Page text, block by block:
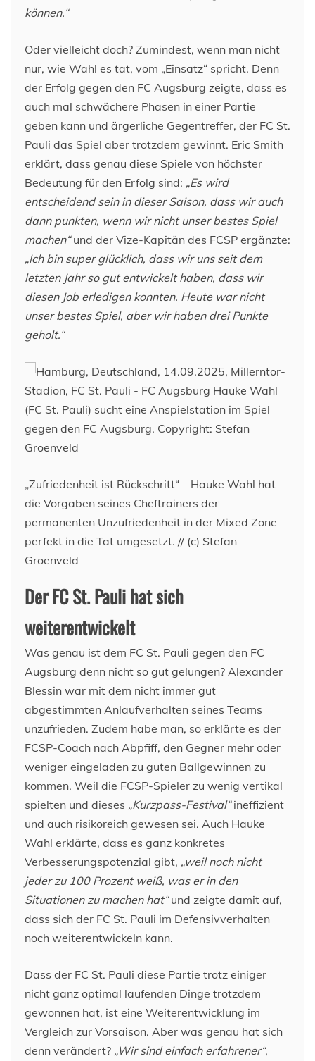
können.“
Oder vielleicht doch? Zumindest, wenn man nicht
nur, wie Wahl es tat, vom „Einsatz“ spricht. Denn
der Erfolg gegen den FC Augsburg zeigte, dass es
auch mal schwächere Phasen in einer Partie
geben kann und ärgerliche Gegentreffer, der FC St.
Pauli das Spiel aber trotzdem gewinnt. Eric Smith
erklärt, dass genau diese Spiele von höchster
Bedeutung für den Erfolg sind: „Es wird
entscheidend sein in dieser Saison, dass wir auch
dann punkten, wenn wir nicht unser bestes Spiel
machen“und der Vize-Kapitän des FCSP ergänzte:
„Ich bin super glücklich, dass wir uns seit dem
letzten Jahr so gut entwickelt haben, dass wir
diesen Job erledigen konnten. Heute war nicht
unser bestes Spiel, aber wir haben drei Punkte
geholt.“
„Zufriedenheit ist Rückschritt“ – Hauke Wahl hat
die Vorgaben seines Cheftrainers der
permanenten Unzufriedenheit in der Mixed Zone
perfekt in die Tat umgesetzt. // (c) Stefan
Groenveld
Der FC St. Pauli hat sich
weiterentwickelt
Was genau ist dem FC St. Pauli gegen den FC
Augsburg denn nicht so gut gelungen? Alexander
Blessin war mit dem nicht immer gut
abgestimmten Anlaufverhalten seines Teams
unzufrieden. Zudem habe man, so erklärte es der
FCSP-Coach nach Abpfiff, den Gegner mehr oder
weniger eingeladen zu guten Ballgewinnen zu
kommen. Weil die FCSP-Spieler zu wenig vertikal
spielten und dieses „Kurzpass-Festival“ineffizient
und auch risikoreich gewesen sei. Auch Hauke
Wahl erklärte, dass es ganz konkretes
Verbesserungspotenzial gibt, „weil noch nicht
jeder zu 100 Prozent weiß, was er in den
Situationen zu machen hat“und zeigte damit auf,
dass sich der FC St. Pauli im Defensivverhalten
noch weiterentwickeln kann.
Dass der FC St. Pauli diese Partie trotz einiger
nicht ganz optimal laufenden Dinge trotzdem
gewonnen hat, ist eine Weiterentwicklung im
Vergleich zur Vorsaison. Aber was genau hat sich
denn verändert? „Wir sind einfach erfahrener“,